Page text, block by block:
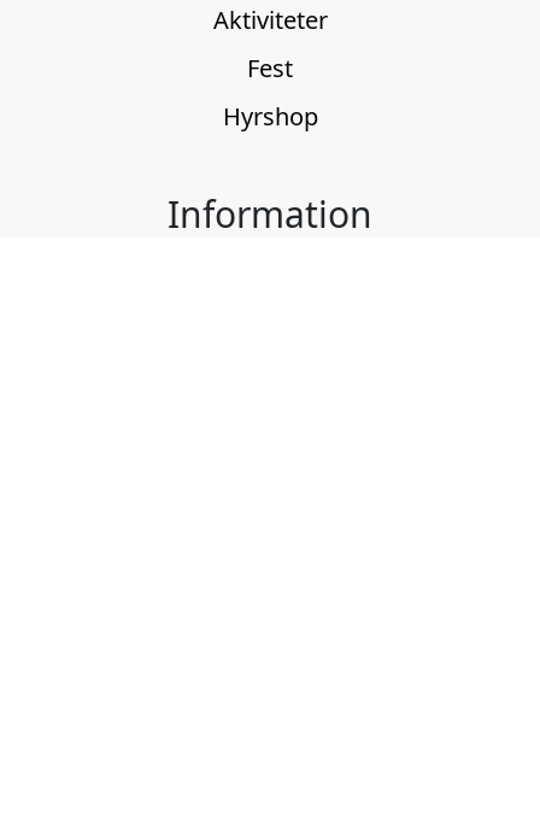
Aktiviteter
Fest
Hyrshop
Information